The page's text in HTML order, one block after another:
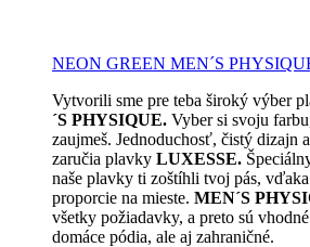
NEON GREEN MEN´S
Vytvorili sme pre teba široký výber
´S PHYSIQUE. Vyber si svoju
zaujmeš. Jednoduchosť, čistý dizajn
zaručia plavky LUXESSE.
naše plavky ti zoštíhli tvoj pás,
proporcie na mieste. MEN´S
všetky požiadavky, a preto sú
domáce pódia, ale aj zahraničné.